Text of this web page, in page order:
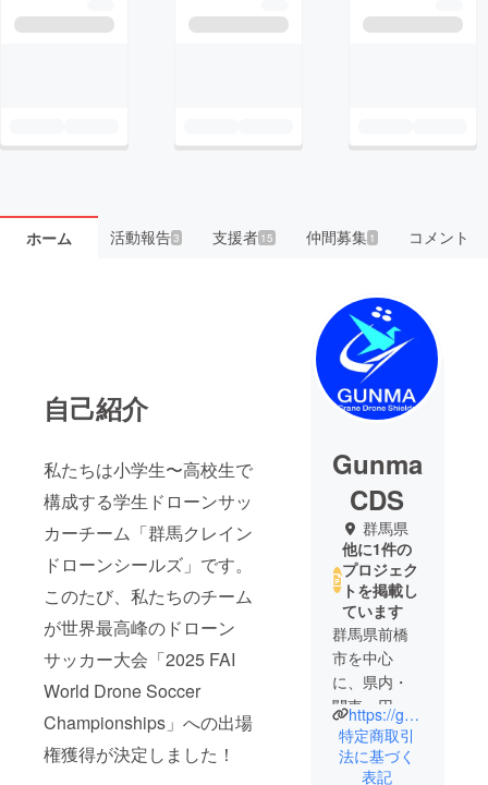
ホーム 活動報告3 支援者 15 仲間募集 1 コメント
自己紹介
私たちは小学生〜高校生で
構成する学生ドローンサッ
カーチーム「群馬クレイン
ドローンシールズ」です。
このたび、私たちのチーム
が世界最高峰のドローン
サッカー大会「2025 FAI
World Drone Soccer
Championships」への出場
権獲得が決定しました！
Gunma
CDS
群馬県
他に1件の
プロジェク
トを掲載し
ています
群馬県前橋
市を中心
に、県内・
関東一円に
てドローン
の操縦指
導、業務請
https://gcds.globe-corp.jp/
特定商取引
法に基づく
表記